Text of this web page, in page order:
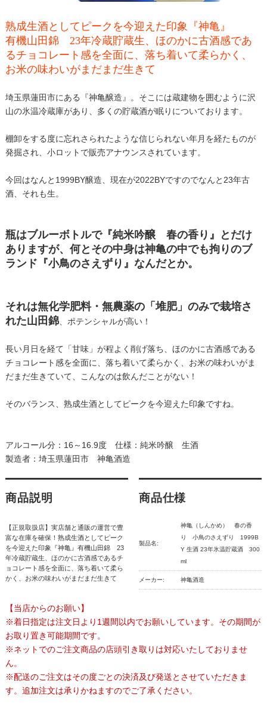
熟成生酒としてピークを今迎えた印象『神亀』
有機山田錦 23年冷蔵貯蔵生、ほのかに古酒感であ
るチョコレート感を全面に、落ち着いて柔らかく、
お米の味わいがまだまだ生きて
埼玉県蓮田市にある『神亀醸造』。そこには蔵建物を囲むように沢
山の氷温冷蔵庫があり、多くの貯蔵酒が眠りについております。
棚卸をする度に忘れさられたような信じられない年月を経たものが
発掘され、小ロットで販売アナウンスされています。
今回はなんと1999BY醸造、現在が2022BYですのでなんと23年古
酒、それも生。
瓶はブルーボトルで『純米吟醸 春の香り』とだけ
ありますが、何とその中身は神亀の中でも拘りのブ
ランド『小鳥のさえずり』なんだとか。
それは無化学肥料・無農薬の「堆肥」のみで栽培さ
れた山田錦、ポテンシャルが高い！
長い月日を経て「甘味」が程よく削げ落ち、ほのかに古酒感である
チョコレート感を全面に、落ち着いて柔らかく、お米の味わいがま
だまだ生きていて、こんなのは飲んだことがない！
そのバランス、熟成生酒としてピークを今迎えた印象ですね。
アルコール分：16～16.9度 仕様：純米吟醸 生酒
製造者：埼玉県蓮田市 神亀酒造
商品説明
【正規取扱店】実店舗と通販の運営で豊
富な在庫を確保！熟成生酒としてピーク
を今迎えた印象『神亀』有機山田錦 23
年冷蔵貯蔵生、ほのかに古酒感であるチ
ョコレート感を全面に、落ち着いて柔ら
かく、お米の味わいがまだまだ生きて
商品仕様
製品名:
神亀（しんかめ） 春の香
り 小鳥のさえずり 1999B
Y 生酒 23年氷温貯蔵酒 300
ml
メーカー: 神亀酒造
【当店からのお願い】
※着日指定は注文日より1週間以内でお願いしています。その期間が
お取り置き可能期間です。
※ネットでのご注文商品の店頭引き取りは対応いたしておりませ
ん。
※配送のご注文はその度ごとの決済及び発送とさせていただきま
す。追加注文は承りかねますのでご了承ください。